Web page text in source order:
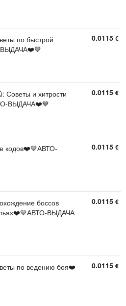
по быстрой
ВЫДАЧА❤️💙
0.0115 €
Советы и хитрости
ВЫДАЧА❤️💙
0.0115 €
кодов❤️💙АВТО-
0.0115 €
боссов
ВЫДАЧА
0.0115 €
по ведению боя❤️
0.0115 €